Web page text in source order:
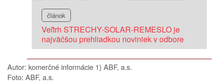
článok
Veľtrh STRECHY-SOLAR-REMESLO je
najväčšou prehliadkou noviniek v odbore
Autor: komerčné informácie 1) ABF, a.s.
Foto: ABF, a.s.